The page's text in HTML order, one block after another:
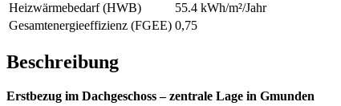
Heizwärmebedarf (HWB)
55.4 kWh/m²/Jahr
Gesamtenergieeffizienz (FGEE) 0,75
Beschreibung
Erstbezug im Dachgeschoss – zentrale Lage in Gmunden